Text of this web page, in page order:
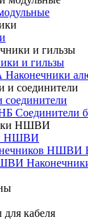
и гильзы
Наконечники
соединители
Соединители
НШВИ
НШВИ